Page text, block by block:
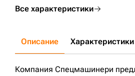
Все характеристики
Описание Характеристики
Компания Спецмашинери